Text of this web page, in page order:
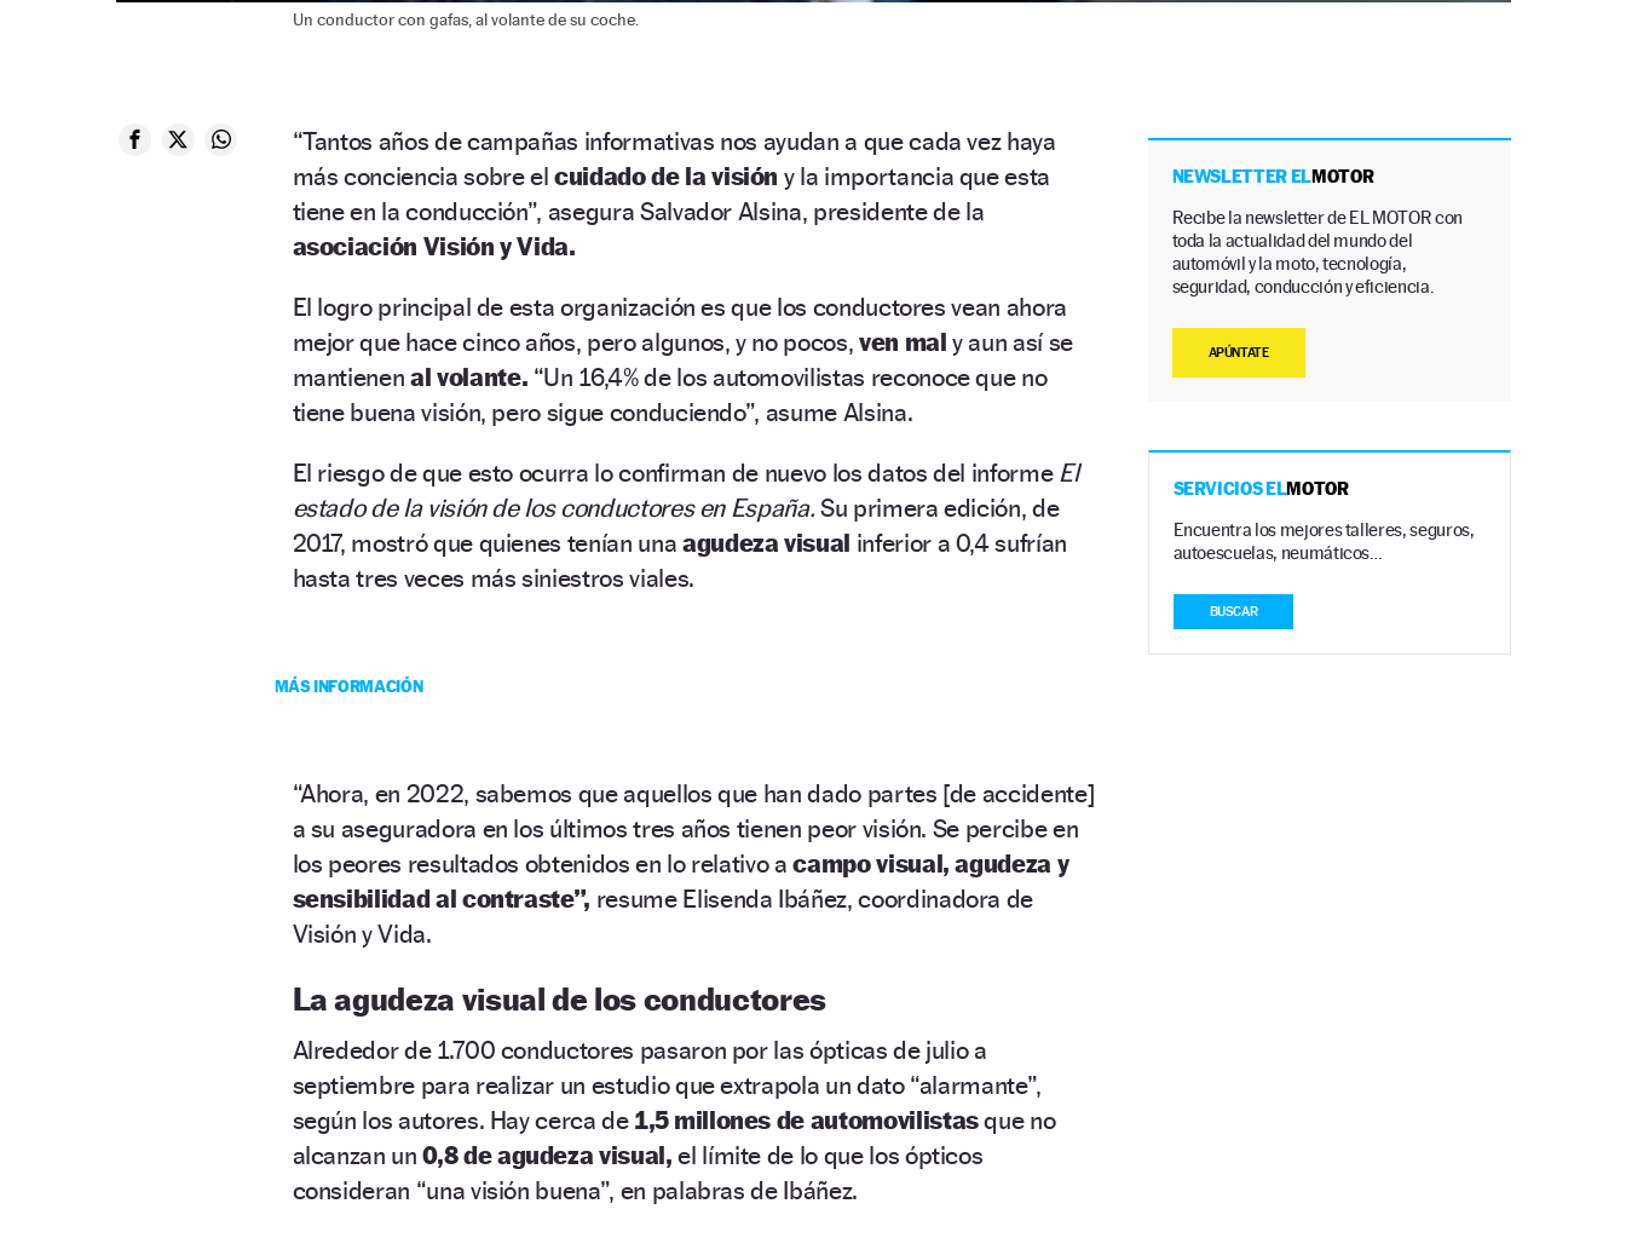
Un conductor con gafas, al volante de su coche.
“Tantos años de campañas informativas nos ayudan a que cada vez haya
más conciencia sobre elcuidado de la visión y la importancia que esta
tiene en la conducción”, asegura Salvador Alsina, presidente de la
asociación Visión y Vida.
El logro principal de esta organización es que los conductores vean ahora
mejor que hace cinco años, pero algunos, y no pocos, ven mal y aun así se
mantienenal volante. “Un 16,4% de los automovilistas reconoce que no
tiene buena visión, pero sigue conduciendo”, asume Alsina.
El riesgo de que esto ocurra lo confirman de nuevo los datos del informe El
estado de la visión de los conductores en España. Su primera edición, de
2017, mostró que quienes tenían una agudeza visual inferior a 0,4 sufrían
hasta tres veces más siniestros viales.
MÁS INFORMACIÓN
“Ahora, en 2022, sabemos que aquellos que han dado partes [de accidente]
a su aseguradora en los últimos tres años tienen peor visión. Se percibe en
los peores resultados obtenidos en lo relativo acampo visual, agudeza y
sensibilidad al contraste”, resume Elisenda Ibáñez, coordinadora de
Visión y Vida.
La agudeza visual de los conductores
Alrededor de 1.700 conductores pasaron por las ópticas de julio a
septiembre para realizar un estudio que extrapola un dato “alarmante”,
según los autores. Hay cerca de 1,5 millones de automovilistasque no
alcanzan un 0,8 de agudeza visual, el límite de lo que los ópticos
consideran “una visión buena”, en palabras de Ibáñez.
NEWSLETTER ELMOTOR
Recibe la newsletter de EL MOTOR con
toda la actualidad del mundo del
automóvil y la moto, tecnología,
seguridad, conducción y eficiencia.
APÚNTATE
SERVICIOS ELMOTOR
Encuentra los mejores talleres, seguros,
autoescuelas, neumáticos…
BUSCAR